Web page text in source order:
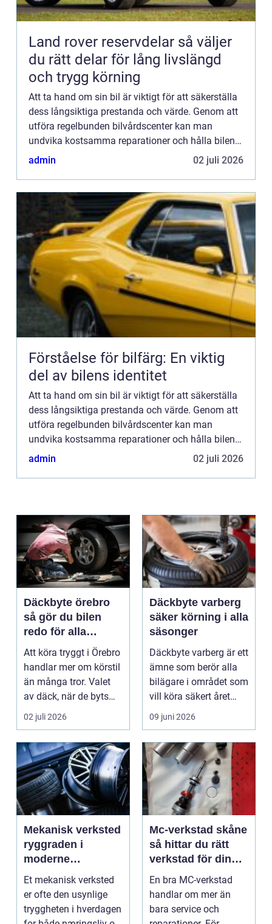
Land rover reservdelar så väljer
du rätt delar för lång livslängd
och trygg körning
Att ta hand om sin bil är viktigt för att säkerställa
dess långsiktiga prestanda och värde. Genom att
utföra regelbunden bilvårdscenter kan man
undvika kostsamma reparationer och hålla bilen i
ett skick...
admin 02 juli 2026
Förståelse för bilfärg: En viktig
del av bilens identitet
Att ta hand om sin bil är viktigt för att säkerställa
dess långsiktiga prestanda och värde. Genom att
utföra regelbunden bilvårdscenter kan man
undvika kostsamma reparationer och hålla bilen i
ett skick...
admin 02 juli 2026
Däckbyte örebro
så gör du bilen
redo för alla
årstider
Att köra tryggt i Örebro
handlar mer om körstil
än många tror. Valet
av däck, när de byts
och hur de...
02 juli 2026
Däckbyte varberg
säker körning i alla
säsonger
Däckbyte varberg är ett
ämne som berör alla
bilägare i området som
vill köra säkert året
om. När väd...
09 juni 2026
Mekanisk verksted
ryggraden i
moderne
maskinpark
Et mekanisk verksted
er ofte den usynlige
tryggheten i hverdagen
Mc-verkstad skåne
så hittar du rätt
verkstad för din
motorcykel
En bra MC-verkstad
handlar om mer än
bara service och